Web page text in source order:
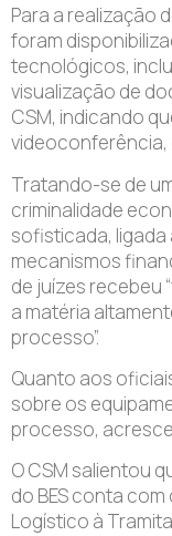
Para a realização
foram
tecnológicos,
visualização de
CSM, indicando
videoconferência,
Tratando-se de
criminalidade
sofisticada, ligada
mecanismos
de juízes recebeu
a matéria
processo”.
Quanto aos
sobre os
processo,
O CSM salientou
do BES conta
Logístico à